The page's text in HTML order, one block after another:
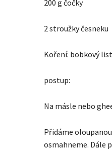
200 g čočky
2 stroužky česneku
Koření: bobkový
postup:
Na másle nebo
Přidáme
osmahneme. Dále